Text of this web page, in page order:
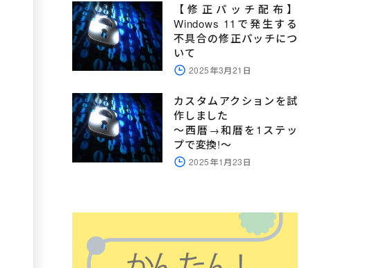
【修正パッチ配布】
Windows 11で発生する
不具合の修正パッチにつ
いて
2025年3月21日
カスタムアクションを試
作しました
～西暦→和暦を1ステッ
プで変換!～
2025年1月23日